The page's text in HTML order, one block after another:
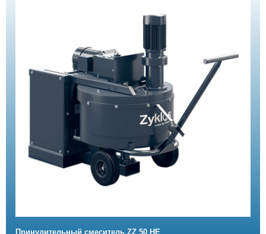
Принудительный смеситель ZZ 50 HE